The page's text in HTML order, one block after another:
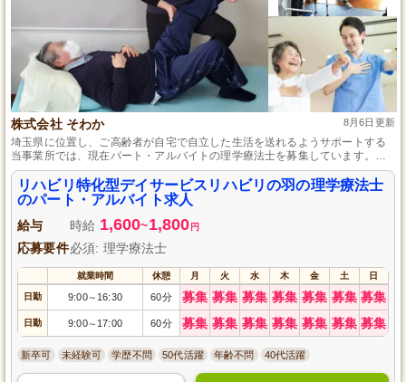
株式会社 そわか 8月6日更新
埼玉県に位置し、ご高齢者が自宅で自立した生活を送れるようサポートする
当事業所では、現在パート・アルバイトの理学療法士を募集しています。脳
血管、呼吸器、運動器等の幅広いリハビリテーションの提供を通して、地域
の方々の健康を支えるやりがいのあるお仕事です。資格を持っていれば未経
験でも問題ありませんし、ダブルワークも可能ですので、自分の生活スタイ
ルに合わせて仕事をすることができます。
リハビリ特化型デイサービスリハビリの羽の理学療法士
のパート・アルバイト求人
給与 時給 1,600~1,800 円
応募要件必須: 理学療法士
就業時間 休憩 月 火 水 木 金 土 日
日勤 9:00～ 16:30 60分 募集 募集 募集 募集 募集 募集 募集
日勤 9:00～ 17:00 60分 募集 募集 募集 募集 募集 募集 募集
新卒可 未経験可 学歴不問 50代活躍 年齢不問 40代活躍